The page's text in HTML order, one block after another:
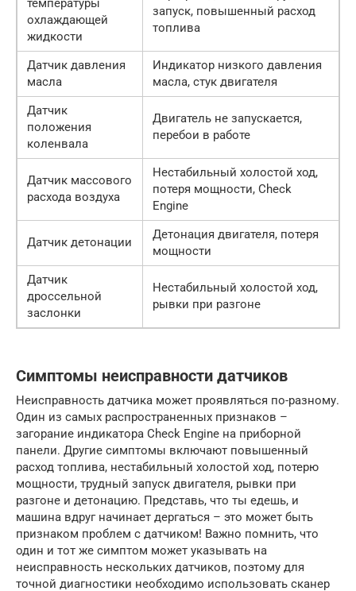
температуры
охлаждающей
жидкости
запуск, повышенный расход
топлива
Датчик давления
масла
Индикатор низкого давления
масла, стук двигателя
Датчик
положения
коленвала
Двигатель не запускается,
перебои в работе
Датчик массового
расхода воздуха
Нестабильный холостой ход,
потеря мощности, Check
Engine
Датчик детонации
Детонация двигателя, потеря
мощности
Датчик
дроссельной
заслонки
Нестабильный холостой ход,
рывки при разгоне
Симптомы неисправности датчиков
Неисправность датчика может проявляться по-разному.
Один из самых распространенных признаков –
загорание индикатора Check Engine на приборной
панели. Другие симптомы включают повышенный
расход топлива, нестабильный холостой ход, потерю
мощности, трудный запуск двигателя, рывки при
разгоне и детонацию. Представь, что ты едешь, и
машина вдруг начинает дергаться – это может быть
признаком проблем с датчиком! Важно помнить, что
один и тот же симптом может указывать на
неисправность нескольких датчиков, поэтому для
точной диагностики необходимо использовать сканер